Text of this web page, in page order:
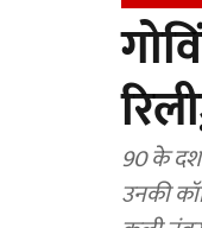
90 के
उनकी